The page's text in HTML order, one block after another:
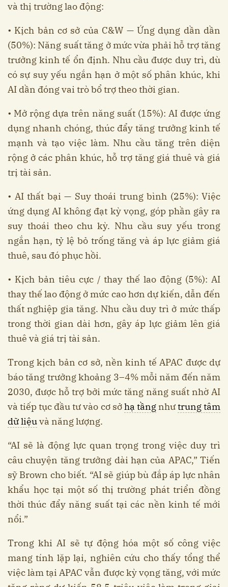
và thị trường lao động:
• Kịch bản cơ sở của C&W — Ứng dụng dần dần
(50%): Năng suất tăng ở mức vừa phải hỗ trợ tăng
trưởng kinh tế ổn định. Nhu cầu được duy trì, dù
có sự suy yếu ngắn hạn ở một số phân khúc, khi
AI dần đóng vai trò bổ trợ theo thời gian.
• Mở rộng dựa trên năng suất (15%): AI được ứng
dụng nhanh chóng, thúc đẩy tăng trưởng kinh tế
mạnh và tạo việc làm. Nhu cầu tăng trên diện
rộng ở các phân khúc, hỗ trợ tăng giá thuê và giá
trị tài sản.
• AI thất bại — Suy thoái trung bình (25%): Việc
ứng dụng AI không đạt kỳ vọng, góp phần gây ra
suy thoái theo chu kỳ. Nhu cầu suy yếu trong
ngắn hạn, tỷ lệ bỏ trống tăng và áp lực giảm giá
thuê, sau đó phục hồi.
• Kịch bản tiêu cực / thay thế lao động (5%): AI
thay thế lao động ở mức cao hơn dự kiến, dẫn đến
thất nghiệp gia tăng. Nhu cầu duy trì ở mức thấp
trong thời gian dài hơn, gây áp lực giảm lên giá
thuê và giá trị tài sản.
Trong kịch bản cơ sở, nền kinh tế APAC được dự
báo tăng trưởng khoảng 3–4% mỗi năm đến năm
2030, được hỗ trợ bởi mức tăng năng suất nhờ AI
và tiếp tục đầu tư vào cơ sởhạ tầngnhưtrung tâm
dữ liệuvà năng lượng.
“AI sẽ là động lực quan trọng trong việc duy trì
câu chuyện tăng trưởng dài hạn của APAC,” Tiến
sỹ Brown cho biết. “AI sẽ giúp bù đắp áp lực nhân
khẩu học tại một số thị trường phát triển đồng
thời thúc đẩy năng suất tại các nền kinh tế mới
nổi.”
Trong khi AI sẽ tự động hóa một số công việc
mang tính lặp lại, nghiên cứu cho thấy tổng thể
việc làm tại APAC vẫn được kỳ vọng tăng, với mức